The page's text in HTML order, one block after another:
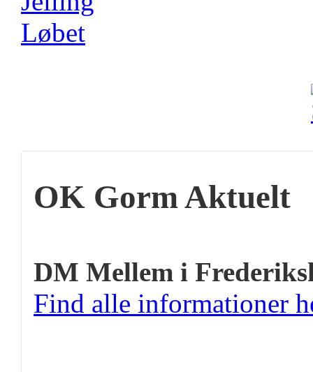
OK Gorm Aktuelt
DM Mellem i
Find alle informationer